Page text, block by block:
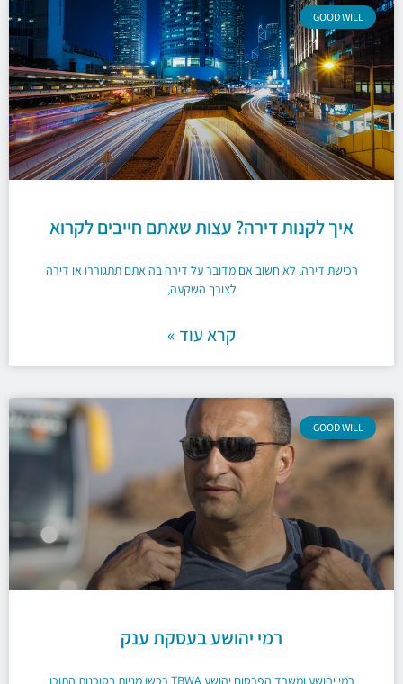
GOOD WILL
איך לקנות דירה? עצות שאתם חייבים לקרוא
רכישת דירה, לא חשוב אם מדובר על דירה בה אתם תתגוררו או דירה
לצורך השקעה,
קרא עוד »
GOOD WILL
רמי יהושע בעסקת ענק
רמי יהושע ומשרד הפרסום יהושע TBWA רכשו מניות בסוכנות התוכן